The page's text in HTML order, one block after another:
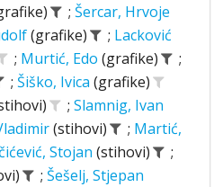
; Šercar, Hrvoje
(grafike) ; Lacković
; Murtić, Edo (grafike)
;
; Šiško, Ivica (grafike)
; Slamnig, Ivan
(stihovi) ; Martić,
Stojan (stihovi)
;
; Šešelj, Stjepan